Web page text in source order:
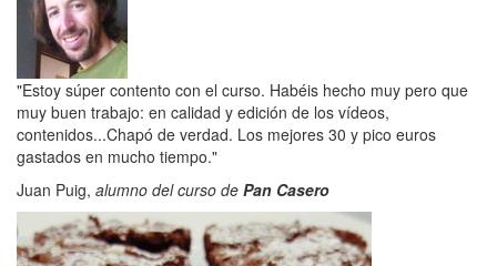
"Estoy súper contento con el curso. Habéis hecho muy pero que
muy buen trabajo: en calidad y edición de los vídeos,
contenidos...Chapó de verdad. Los mejores 30 y pico euros
gastados en mucho tiempo."
Juan Puig, alumno del curso de Pan Casero